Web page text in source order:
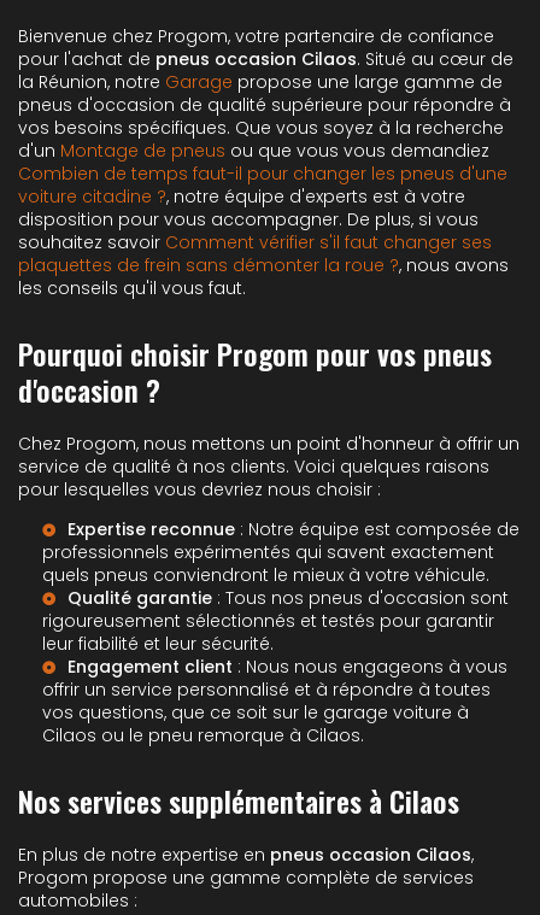
Bienvenue chez Progom, votre partenaire de confiance
pour l'achat de pneus occasion Cilaos. Situé au cœur de
la Réunion, notre Garage propose une large gamme de
pneus d'occasion de qualité supérieure pour répondre à
vos besoins spécifiques. Que vous soyez à la recherche
d'un Montage de pneus ou que vous vous demandiez
Combien de temps faut-il pour changer les pneus d'une
voiture citadine ?, notre équipe d'experts est à votre
disposition pour vous accompagner. De plus, si vous
souhaitez savoir Comment vérifier s'il faut changer ses
plaquettes de frein sans démonter la roue ?, nous avons
les conseils qu'il vous faut.
Pourquoi choisir Progom pour vos pneus
d'occasion ?
Chez Progom, nous mettons un point d'honneur à offrir un
service de qualité à nos clients. Voici quelques raisons
pour lesquelles vous devriez nous choisir :
Expertise reconnue : Notre équipe est composée de
professionnels expérimentés qui savent exactement
quels pneus conviendront le mieux à votre véhicule.
Qualité garantie : Tous nos pneus d'occasion sont
rigoureusement sélectionnés et testés pour garantir
leur fiabilité et leur sécurité.
Engagement client : Nous nous engageons à vous
offrir un service personnalisé et à répondre à toutes
vos questions, que ce soit sur le garage voiture à
Cilaos ou le pneu remorque à Cilaos.
Nos services supplémentaires à Cilaos
En plus de notre expertise en pneus occasion Cilaos,
Progom propose une gamme complète de services
automobiles :